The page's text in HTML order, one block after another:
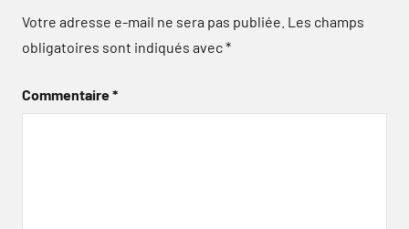
Votre adresse e-mail ne sera pas publiée. Les champs
obligatoires sont indiqués avec*
Commentaire*